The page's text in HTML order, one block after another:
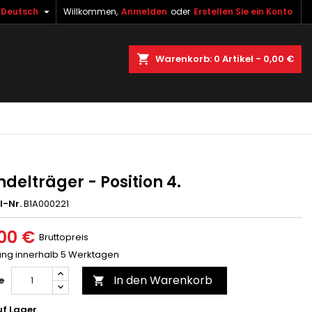
Willkommen, Anmelden oder Erstellen Sie ein Konto
Deutsch 
Warenkorb 0 Artikel - 0,00 €
- Position 4.
Nr.B1A000221
€ Bruttopreis
innerhalb 5 Werktagen
 In den Warenkorb
Lager